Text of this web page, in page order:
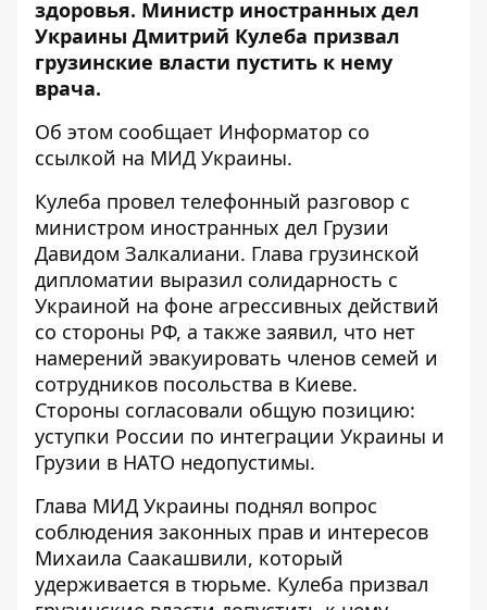
здоровья. Министр иностранных дел
Украины Дмитрий Кулеба призвал
грузинские власти пустить к нему
врача.
Об этом сообщает Информатор со
ссылкой на МИД Украины.
Кулеба провел телефонный разговор с
министром иностранных дел Грузии
Давидом Залкалиани. Глава грузинской
дипломатии выразил солидарность с
Украиной на фоне агрессивных действий
со стороны РФ, а также заявил, что нет
намерений эвакуировать членов семей и
сотрудников посольства в Киеве.
Стороны согласовали общую позицию:
уступки России по интеграции Украины и
Грузии в НАТО недопустимы.
Глава МИД Украины поднял вопрос
соблюдения законных прав и интересов
Михаила Саакашвили, который
удерживается в тюрьме. Кулеба призвал